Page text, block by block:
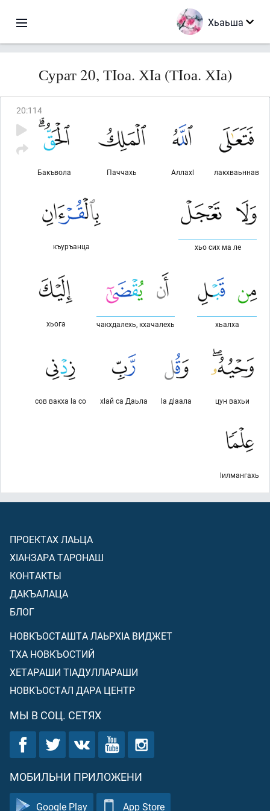
Хьаьша
Сурат 20, ТIоа. ХIа (ТIоа. ХIа)
20:114
лакхваьннав
Аллахl
Паччахь
Бакъвола
хьо сих ма ле
къуръанца
хьалха
чакхдалехь, кхачалехь
хьога
цун вахьи
lа дlаала
хlай са Даьла
сов вакха lа со
lилмангахь
ПРОЕКТАХ ЛАЬЦА
ХIАНЗАРА ТАРОНАШ
КОНТАКТЫ
ДАКЪАЛАЦА
БЛОГ
НОВКЪОСТАШТА ЛАЬРХIА ВИДЖЕТ
ТХА НОВКЪОСТИЙ
ХЕТАРАШИ ТIАДУЛЛАРАШИ
НОВКЪОСТАЛ ДАРА ЦЕНТР
МЫ В СОЦ. СЕТЯХ
МОБИЛЬНИ ПРИЛОЖЕНИ
Google Play App Store